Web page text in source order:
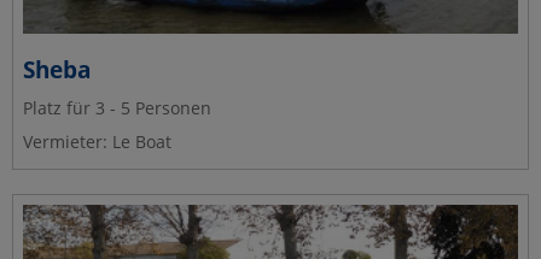
Sheba
Platz für 3 - 5 Personen
Vermieter: Le Boat